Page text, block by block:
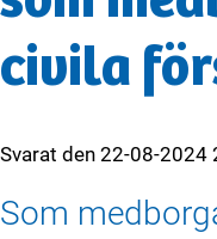
civila
Svarat den22-08-2024
Som